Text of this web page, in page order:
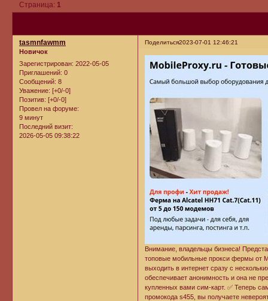
Страница: 1
Поделиться2023-07-01 12:46:21
tasmnfawmm
Новичок
Зарегистрирован: 2022-05-05
Приглашений: 0
Сообщений: 8
Уважение: [+0/-0]
Позитив: [+0/-0]
Провел на форуме:
9 минут
Последний визит:
2026-05-05 09:38:22
Внимание, владельцы бизнеса!
топовые мобильные прокси фермы от
выходить в интернет сразу с
обеспечивает анонимность и она не
купленных вами сим-карт. ✅ Теперь
промокода s455, вы получаете